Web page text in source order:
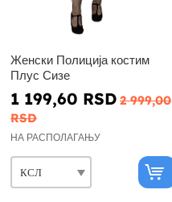
Женски Полиција костим
Плус Сизе
1 199,60 RSD 2 999,00
RSD
НА РАСПОЛАГАЊУ